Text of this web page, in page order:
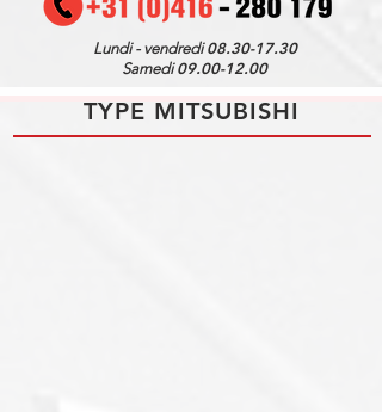
Lundi - vendredi08.30-17.30
Samedi09.00-12.00
TYPE MITSUBISHI